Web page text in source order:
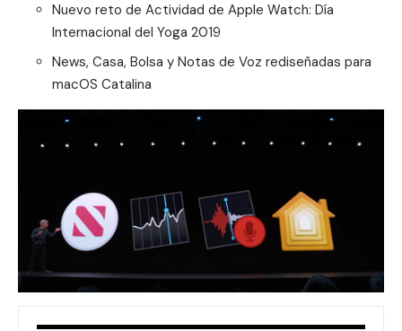
Nuevo reto de Actividad de Apple Watch: Día
Internacional del Yoga 2019
News, Casa, Bolsa y Notas de Voz rediseñadas para
macOS Catalina